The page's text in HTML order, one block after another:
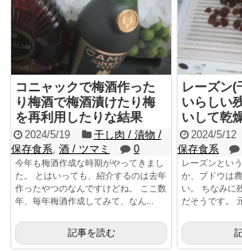
コニャックで梅酒作った
り梅酒で梅酒漬けたり梅
を再利用したりな結果
2024/5/19
干し肉 / 漬物 /
保存食系 酒 / ツマミ 0
今年も梅酒作成な時期がやってきまし
た。 とはいっても、紹介するのは去年
作ったやつのなんですけどね。 ここ数
年、毎年梅酒作成してみて、なん...
記事を読む
レーズン(
いらしい
いして乾
2024/5/12
保存食系
レーズンとい
か、ブドウは
い。 ちなみに
だそうです。